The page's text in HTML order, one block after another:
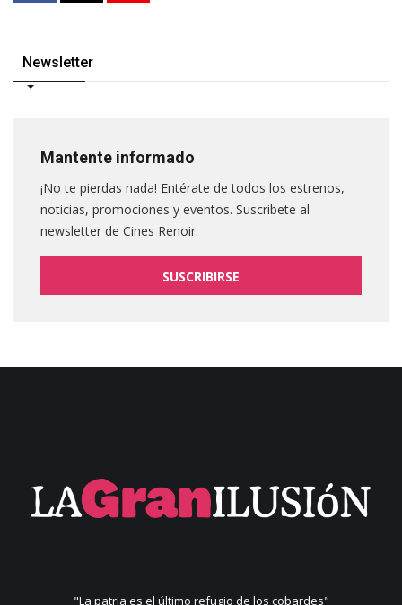
Newsletter
Mantente informado
¡No te pierdas nada! Entérate de todos los estrenos,
noticias, promociones y eventos. Suscribete al
newsletter de Cines Renoir.
SUSCRIBIRSE
"La patria es el último refugio de los cobardes"